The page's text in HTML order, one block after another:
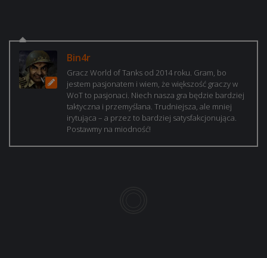
Bin4r
Gracz World of Tanks od 2014 roku. Gram, bo
jestem pasjonatem i wiem, że większość graczy w
WoT to pasjonaci. Niech nasza gra będzie bardziej
taktyczna i przemyślana. Trudniejsza, ale mniej
irytująca – a przez to bardziej satysfakcjonująca.
Postawmy na miodność!